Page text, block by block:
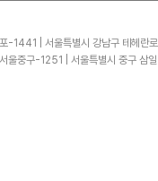
-1441 | 서울특별시 강남구 테헤
중구-1251 | 서울특별시 중구 삼